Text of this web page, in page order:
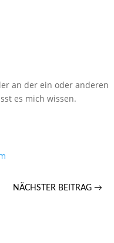
an der ein oder anderen
es mich wissen.
NÄCHSTER BEITRAG →